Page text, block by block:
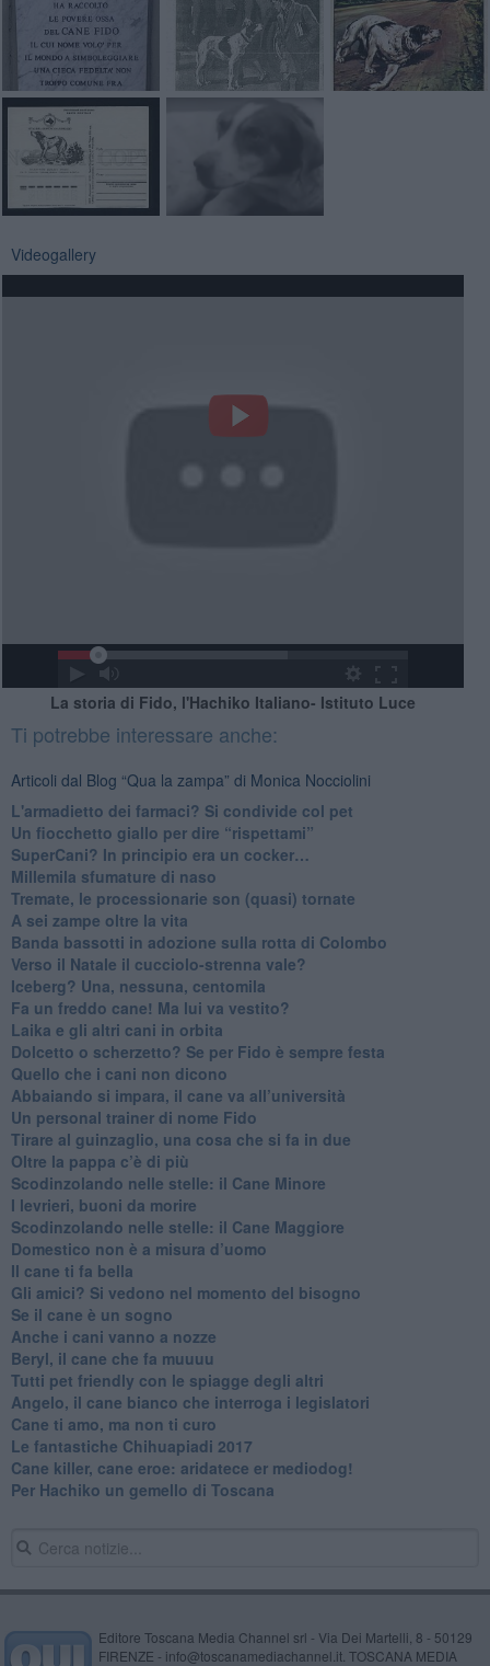
Videogallery
La storia di Fido, l'Hachiko Italiano- Istituto Luce
Ti potrebbe interessare anche:
Articoli dal Blog “Qua la zampa” di Monica Nocciolini
​L'armadietto dei farmaci? Si condivide col pet
Un fiocchetto giallo per dire “rispettami”
​SuperCani? In principio era un cocker…
​Millemila sfumature di naso
Tremate, le processionarie son (quasi) tornate
A sei zampe oltre la vita
​Banda bassotti in adozione sulla rotta di Colombo
Verso il Natale il cucciolo-strenna vale?
Iceberg? Una, nessuna, centomila
​Fa un freddo cane! Ma lui va vestito?
Laika e gli altri cani in orbita
​Dolcetto o scherzetto? Se per Fido è sempre festa
Quello che i cani non dicono
Abbaiando si impara, il cane va all’università
​Un personal trainer di nome Fido
​Tirare al guinzaglio, una cosa che si fa in due
Oltre la pappa c’è di più
​Scodinzolando nelle stelle: il Cane Minore
​I levrieri, buoni da morire
Scodinzolando nelle stelle: il Cane Maggiore
Domestico non è a misura d’uomo
​Il cane ti fa bella
​Gli amici? Si vedono nel momento del bisogno
​Se il cane è un sogno
Anche i cani vanno a nozze
Beryl, il cane che fa muuuu
Tutti pet friendly con le spiagge degli altri
Angelo, il cane bianco che interroga i legislatori
​Cane ti amo, ma non ti curo
Le fantastiche Chihuapiadi 2017
Cane killer, cane eroe: aridatece er mediodog!
Per Hachiko un gemello di Toscana
Editore Toscana Media Channel srl - Via Dei Martelli, 8 - 50129
FIRENZE - info@toscanamediachannel.it. TOSCANA MEDIA